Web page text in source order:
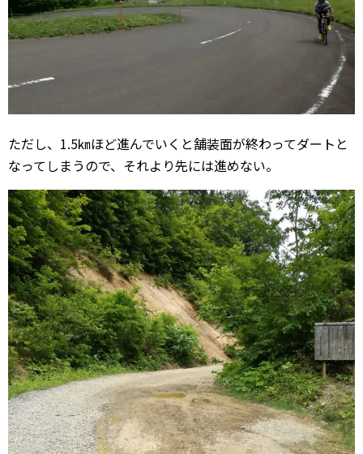
ただし、1.5㎞ほど進んでいくと舗装面が終わってダートと
なってしまうので、それより先には進めない。